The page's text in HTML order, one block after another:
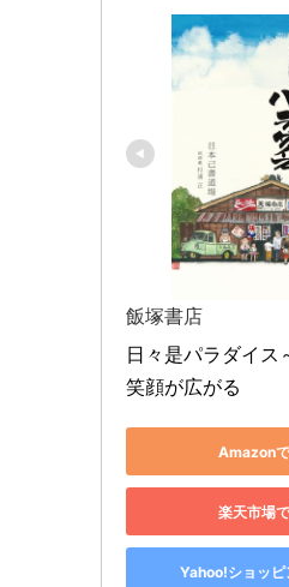
飯塚書店
日々是パラダイス
笑顔が広がる
Amazon
楽天市場
Yahoo!ショッピ